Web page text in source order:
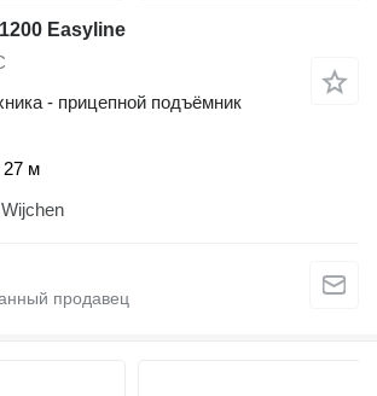
Easyline
- прицепной подъёмник
27 м